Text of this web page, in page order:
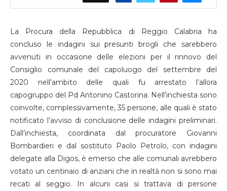
La Procura della Repubblica di Reggio Calabria ha
concluso le indagini sui presunti brogli che sarebbero
avvenuti in occasione delle elezioni per il rinnovo del
Consiglio comunale del capoluogo del settembre del
2020 nell’ambito delle quali fu arrestato l’allora
capogruppo del Pd Antonino Castorina. Nell’inchiesta sono
coinvolte, complessivamente, 35 persone, alle quali è stato
notificato l’avviso di conclusione delle indagini preliminari.
Dall’inchiesta, coordinata dal procuratore Giovanni
Bombardieri e dal sostituto Paolo Petrolo, con indagini
delegate alla Digos, è emerso che alle comunali avrebbero
votato un centinaio di anziani che in realtà non si sono mai
recati al seggio. In alcuni casi si trattava di persone